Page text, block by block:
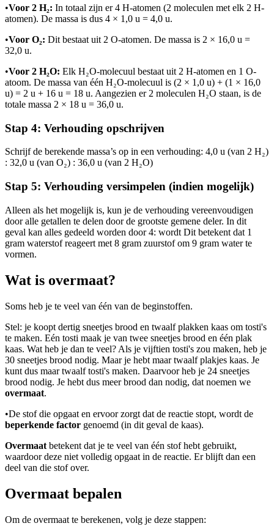
•Voor 2 H₂: In totaal zijn er 4 H-atomen (2 moleculen met elk 2 H-
atomen). De massa is dus 4 × 1,0 u = 4,0 u.
•Voor O₂: Dit bestaat uit 2 O-atomen. De massa is 2 × 16,0 u =
32,0 u.
•Voor 2 H₂O: Elk H₂O-molecuul bestaat uit 2 H-atomen en 1 O-
atoom. De massa van één H₂O-molecuul is (2 × 1,0 u) + (1 × 16,0
u) = 2 u + 16 u = 18 u. Aangezien er 2 moleculen H₂O staan, is de
totale massa 2 × 18 u = 36,0 u.
Stap 4: Verhouding opschrijven
Schrijf de berekende massa’s op in een verhouding: 4,0 u (van 2 H₂)
: 32,0 u (van O₂) : 36,0 u (van 2 H₂O)
Stap 5: Verhouding versimpelen (indien mogelijk)
Alleen als het mogelijk is, kun je de verhouding vereenvoudigen
door alle getallen te delen door de grootste gemene deler. In dit
geval kan alles gedeeld worden door 4: wordt Dit betekent dat 1
gram waterstof reageert met 8 gram zuurstof om 9 gram water te
vormen.
Wat is overmaat?
Soms heb je te veel van één van de beginstoffen.
Stel: je koopt dertig sneetjes brood en twaalf plakken kaas om tosti's
te maken. Eén tosti maak je van twee sneetjes brood en één plak
kaas. Wat heb je dan te veel? Als je vijftien tosti's zou maken, heb je
30 sneetjes brood nodig. Maar je hebt maar twaalf plakjes kaas. Je
kunt dus maar twaalf tosti's maken. Daarvoor heb je 24 sneetjes
brood nodig. Je hebt dus meer brood dan nodig, dat noemen we
overmaat.
•De stof die opgaat en ervoor zorgt dat de reactie stopt, wordt de
beperkende factor genoemd (in dit geval de kaas).
Overmaat betekent dat je te veel van één stof hebt gebruikt,
waardoor deze niet volledig opgaat in de reactie. Er blijft dan een
deel van die stof over.
Overmaat bepalen
Om de overmaat te berekenen, volg je deze stappen: